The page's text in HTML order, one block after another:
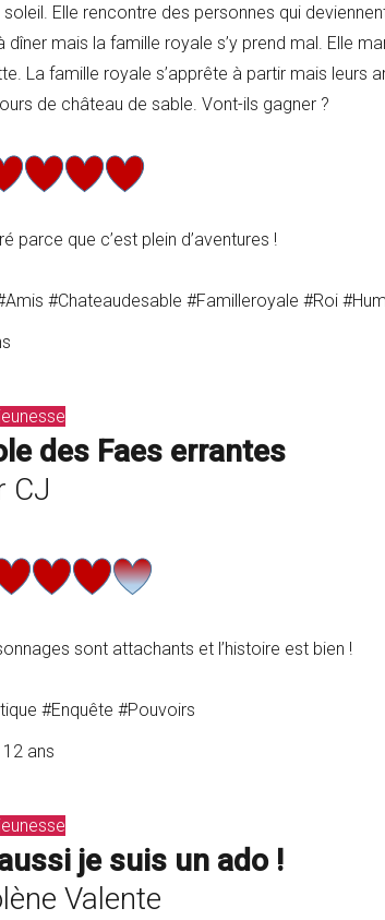
soleil. Elle rencontre des personnes qui
dîner mais la famille royale s’y prend mal. Elle
La famille royale s’apprête à partir mais leurs
de château de sable. Vont-ils gagner ?
parce que c’est plein d’aventures !
#Chateaudesable #Familleroyale #Roi
des Faes errantes
CJ
sont attachants et l’histoire est bien !
#Enquête #Pouvoirs
12 ans
je suis un ado !
Valente